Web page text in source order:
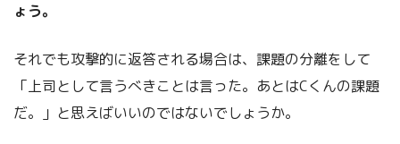
ょう。
それでも攻撃的に返答される場合は、課題の分離をして
「上司として言うべきことは言った。あとはCくんの課題
だ。」と思えばいいのではないでしょうか。